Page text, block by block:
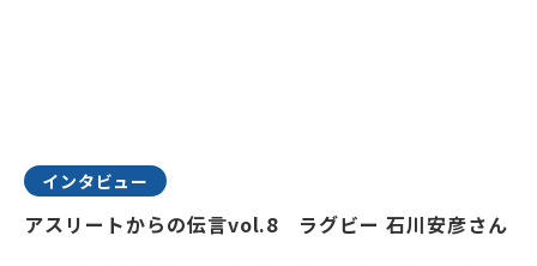
インタビュー
アスリートからの伝言vol.8 ラグビー 石川安彦さん